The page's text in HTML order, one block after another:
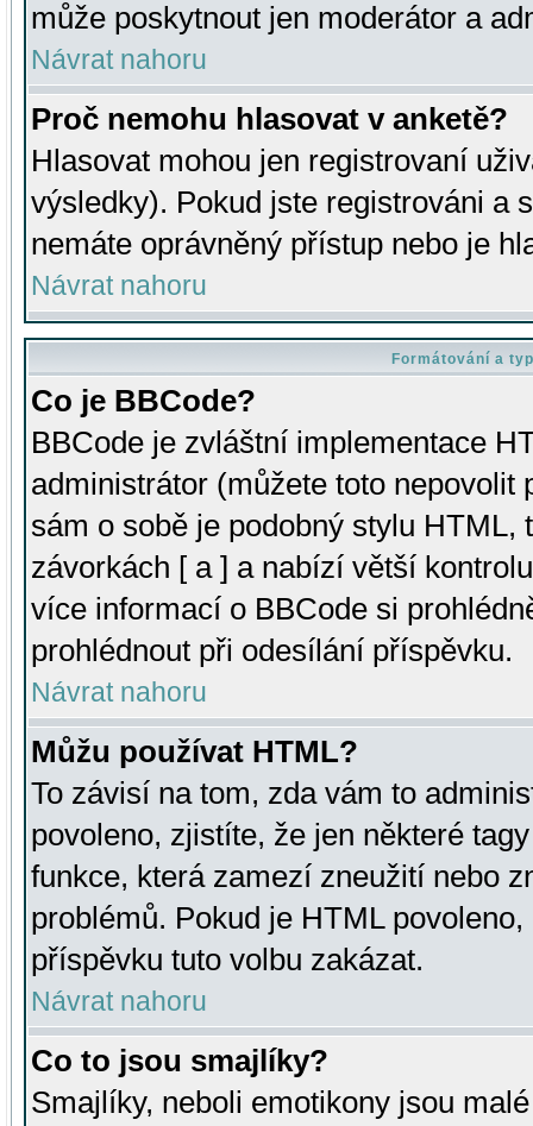
může poskytnout jen moderátor a
Návrat nahoru
Proč nemohu hlasovat v anketě?
Hlasovat mohou jen registrovaní
výsledky). Pokud jste registrováni a
nemáte oprávněný přístup nebo je
Návrat nahoru
Formátování a
Co je BBCode?
BBCode je zvláštní implementace
administrátor (můžete toto
sám o sobě je podobný stylu HTML,
závorkách [ a ] a nabízí větší
více informací o BBCode si
prohlédnout při odesílání příspěvku.
Návrat nahoru
Můžu používat HTML?
To závisí na tom, zda vám to
povoleno, zjistíte, že jen některé
funkce, která zamezí zneužití nebo
problémů. Pokud je HTML
příspěvku tuto volbu zakázat.
Návrat nahoru
Co to jsou smajlíky?
Smajlíky, neboli emotikony jsou